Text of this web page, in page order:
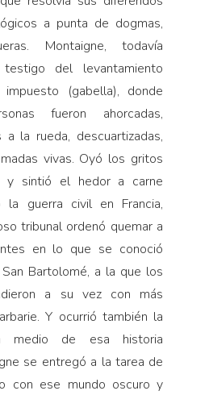
a punta de dogmas,
Montaigne, todavía
del levantamiento
(gabella), donde
fueron ahorcadas,
a la rueda, descuartizadas,
vivas. Oyó los gritos
y sintió el hedor a carne
la guerra civil en Francia,
tribunal ordenó quemar a
en lo que se conoció
Bartolomé, a la que los
a su vez con más
Y ocurrió también la
medio de esa historia
se entregó a la tarea de
con ese mundo oscuro y